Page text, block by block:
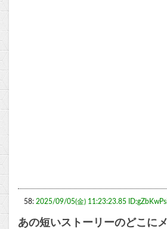
58: 2025/09/05(金) 11:23:23.85
あの短いストーリーのどこに